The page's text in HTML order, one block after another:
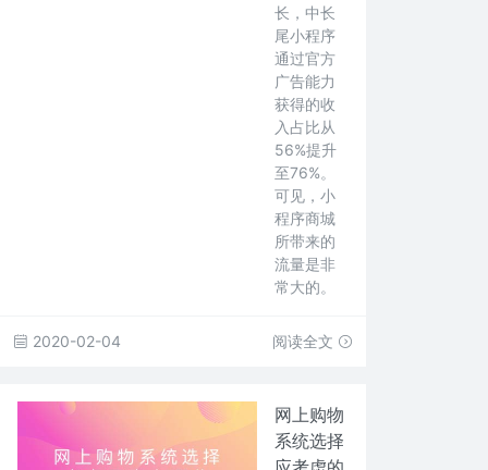
长，中长
尾小程序
通过官方
广告能力
获得的收
入占比从
56%提升
至76%。
可见，小
程序商城
所带来的
流量是非
常大的。
2020-02-04 阅读全文
网上购物
系统选择